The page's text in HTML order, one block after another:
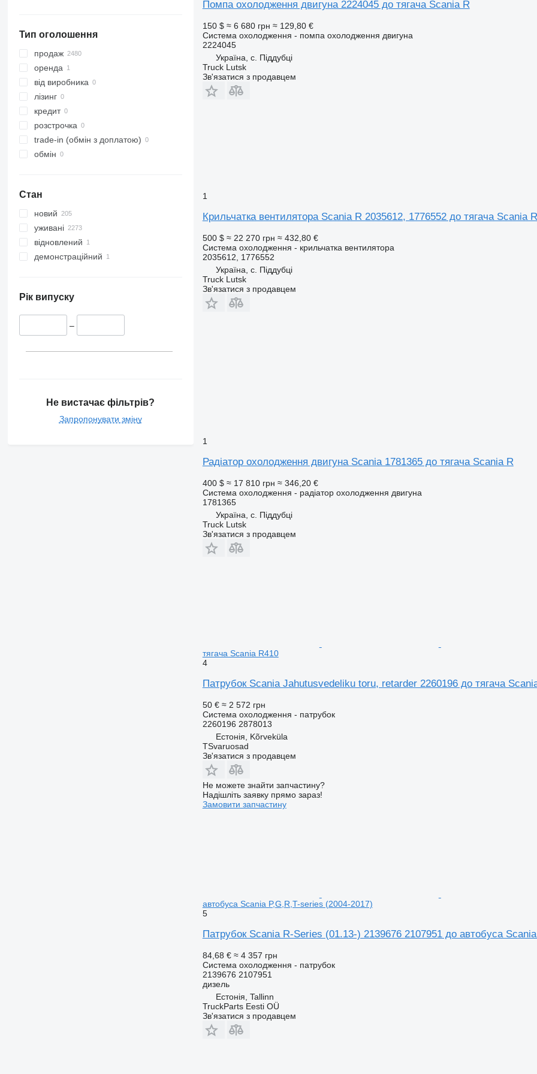
Тип оголошення
продаж
оренда
від виробника
лізинг
кредит
розстрочка
trade-in (обмін з доплатою)
обмін
Стан
новий
уживані
відновлений
демонстраційний
Рік випуску
–
Не вистачає фільтрів?
Запропонувати зміну
Помпа охолодження двигуна 2224045 до тягача Scania R
150 $ ≈ 6 680 грн ≈ 129,80 €
Система охолодження - помпа охолодження двигуна
2224045
Україна, с. Піддубці
Truck Lutsk
Зв'язатися з продавцем
1
Крильчатка вентилятора Scania R 2035612, 1776552 до тягача Scania
500 $ ≈ 22 270 грн ≈ 432,80 €
Система охолодження - крильчатка вентилятора
2035612, 1776552
Україна, с. Піддубці
Truck Lutsk
Зв'язатися з продавцем
1
Радіатор охолодження двигуна Scania 1781365 до тягача Scania R
400 $ ≈ 17 810 грн ≈ 346,20 €
Система охолодження - радіатор охолодження двигуна
1781365
Україна, с. Піддубці
Truck Lutsk
Зв'язатися з продавцем
тягача Scania R410
4
Патрубок Scania Jahutusvedeliku toru, retarder 2260196 до тягача
50 € ≈ 2 572 грн
Система охолодження - патрубок
2260196 2878013
Естонія, Kõrveküla
TSvaruosad
Зв'язатися з продавцем
Не можете знайти запчастину?
Надішліть заявку прямо зараз!
Замовити запчастину
автобуса Scania P,G,R,T-series (2004-2017)
5
Патрубок Scania R-Series (01.13-) 2139676 2107951 до автобуса
84,68 € ≈ 4 357 грн
Система охолодження - патрубок
2139676 2107951
дизель
Естонія, Tallinn
TruckParts Eesti OÜ
Зв'язатися з продавцем